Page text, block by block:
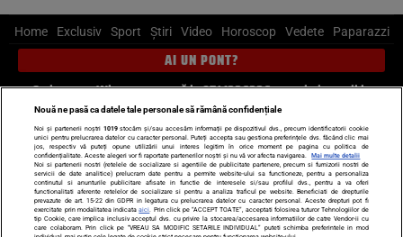
Home Exclusiv Sport Știri Video Horoscop Vedete Paparazzi
AI UN PONT?
Scrie-ne pe Whatsapp, sună la 0741226226 sau trimite mail la
pont@cancan.ro
Știri interne Știri externe
Politică
Ultimele stiri
Diete Insula Iubirii Dictionar de vise
LIFE STYLE
Horoscop
Echipa editorială
Termeni si condiții Politica de confidențialitate
Nouă ne pasă ca datele tale personale să rămână confidențiale
Noi și partenerii noștri 1019stocăm și/sau accesăm informații pe dispozitivul dvs., precum identificatorii cookie
unici pentru prelucrarea datelor cu caracter personal. Puteți accepta sau gestiona preferințele dvs. făcând clic mai
jos, respectiv vă puteți opune utilizării unui interes legitim în orice moment pe pagina cu politica de
confidențialitate. Aceste alegeri vor fi raportate partenerilor noștri și nu vă vor afecta navigarea.
Mai multe detalii
Noi si partenerii nostri (retelele de socializare si agentiile de publicitate partenere, precum si furnizorii nostri de
servicii de date analitice) prelucram date pentru a permite website-ului sa functioneze, pentru a personaliza
continutul si anunturile publicitare afisate in functie de interesele si/sau profilul dvs., pentru a va oferi
functionalitati aferente retelelor de socializare si pentru a analiza traficul pe website. Beneficiati de drepturile
prevazute de art. 15-22 din GDPR in legatura cu prelucrarea datelor cu caracter personal. Aceste drepturi pot fi
exercitate prin modalitatea indicataaici . Prin click pe “ACCEPT TOATE”, acceptati folosirea tuturor Tehnologiilor de
tip Cookie, care implica inclusiv acceptul dvs. cu privire la stocarea/accesarea informatiilor de catre Vendor-ii cu
care colaboram. Prin click pe “VREAU SA MODIFIC SETARILE INDIVIDUAL” puteti schimba preferintele in mod